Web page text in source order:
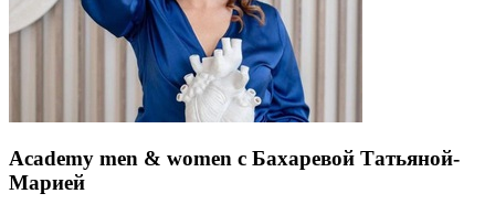
Academy men & women с Бахаревой Татьяной-
Марией